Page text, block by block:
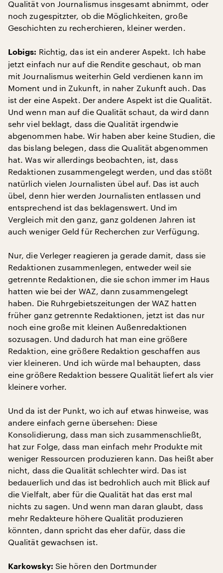
Qualität von Journalismus insgesamt abnimmt, oder
noch zugespitzter, ob die Möglichkeiten, große
Geschichten zu recherchieren, kleiner werden.
Lobigs: Richtig, das ist ein anderer Aspekt. Ich habe
jetzt einfach nur auf die Rendite geschaut, ob man
mit Journalismus weiterhin Geld verdienen kann im
Moment und in Zukunft, in naher Zukunft auch. Das
ist der eine Aspekt. Der andere Aspekt ist die Qualität.
Und wenn man auf die Qualität schaut, da wird dann
sehr viel beklagt, dass die Qualität irgendwie
abgenommen habe. Wir haben aber keine Studien, die
das bislang belegen, dass die Qualität abgenommen
hat. Was wir allerdings beobachten, ist, dass
Redaktionen zusammengelegt werden, und das stößt
natürlich vielen Journalisten übel auf. Das ist auch
übel, denn hier werden Journalisten entlassen und
entsprechend ist das beklagenswert. Und im
Vergleich mit den ganz, ganz goldenen Jahren ist
auch weniger Geld für Recherchen zur Verfügung.
Nur, die Verleger reagieren ja gerade damit, dass sie
Redaktionen zusammenlegen, entweder weil sie
getrennte Redaktionen, die sie schon immer im Haus
hatten wie bei der WAZ, dann zusammengelegt
haben. Die Ruhrgebietszeitungen der WAZ hatten
früher ganz getrennte Redaktionen, jetzt ist das nur
noch eine große mit kleinen Außenredaktionen
sozusagen. Und dadurch hat man eine größere
Redaktion, eine größere Redaktion geschaffen aus
vier kleineren. Und ich würde mal behaupten, dass
eine größere Redaktion bessere Qualität liefert als vier
kleinere vorher.
Und da ist der Punkt, wo ich auf etwas hinweise, was
andere einfach gerne übersehen: Diese
Konsolidierung, dass man sich zusammenschließt,
hat zur Folge, dass man einfach mehr Produkte mit
weniger Ressourcen produzieren kann. Das heißt aber
nicht, dass die Qualität schlechter wird. Das ist
bedauerlich und das ist bedrohlich auch mit Blick auf
die Vielfalt, aber für die Qualität hat das erst mal
nichts zu sagen. Und wenn man daran glaubt, dass
mehr Redakteure höhere Qualität produzieren
könnten, dann spricht das eher dafür, dass die
Qualität gewachsen ist.
Karkowsky: Sie hören den Dortmunder